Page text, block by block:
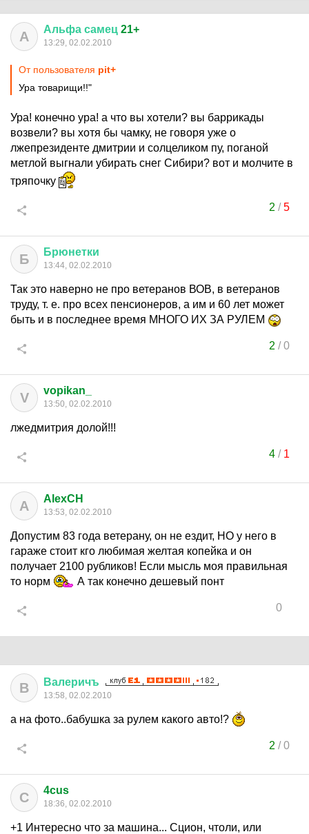
А Альфа самец 21+
13:29, 02.02.2010
От пользователя pit+
Ура товарищи!!"
Ура! конечно ура! а что вы хотели? вы баррикады
возвели? вы хотя бы чамку, не говоря уже о
лжепрезиденте дмитрии и солцеликом пу, поганой
метлой выгнали убирать снег Сибири? вот и молчите в
тряпочку
2 /5
Б Брюнетки
13:44, 02.02.2010
Так это наверно не про ветеранов ВОВ, в ветеранов
труду, т. е. про всех пенсионеров, а им и 60 лет может
быть и в последнее время МНОГО ИХ ЗА РУЛЕМ
2 /0
V vopikan_
13:50, 02.02.2010
лжедмитрия долой!!!
4/ 1
A AlexCH
13:53, 02.02.2010
Допустим 83 года ветерану, он не ездит, НО у него в
гараже стоит кго любимая желтая копейка и он
получает 2100 рубликов! Если мысль моя правильная
то норм
А так конечно дешевый понт
0
В Валеричъ
13:58, 02.02.2010
а на фото..бабушка за рулем какого авто!?
2 /0
C 4cus
18:36, 02.02.2010
+1 Интересно что за машина... Сцион, чтоли, или